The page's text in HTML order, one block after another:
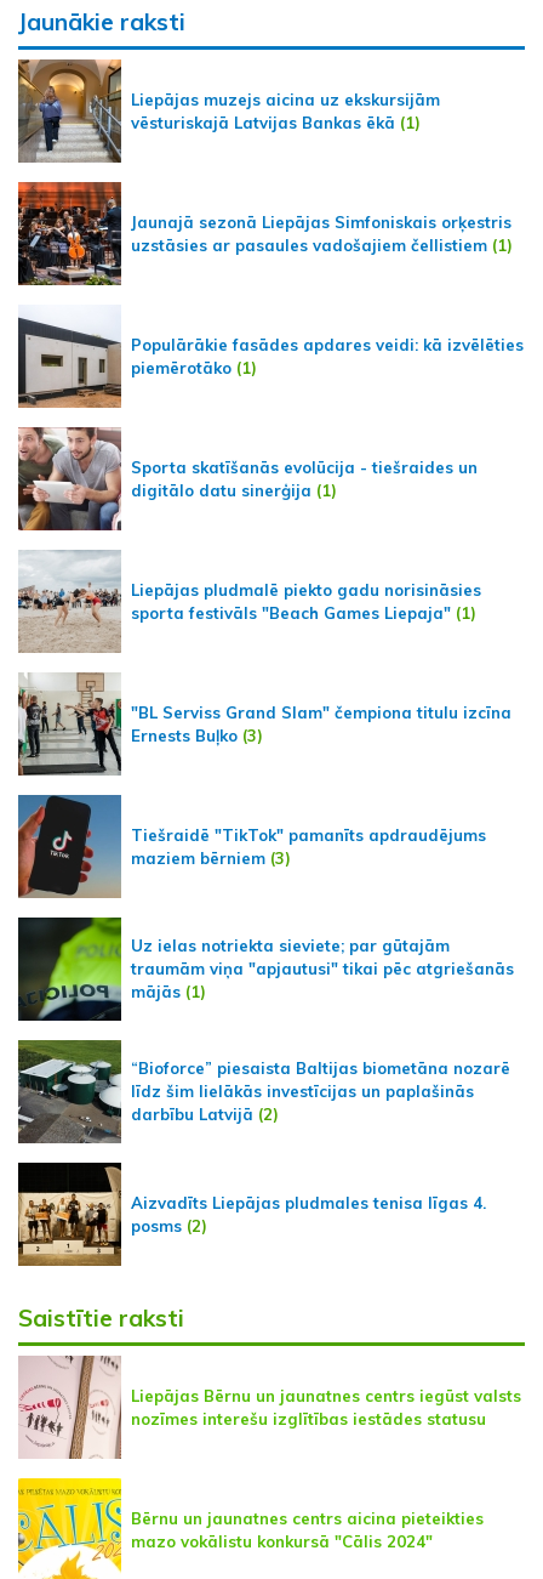
Jaunākie raksti
Liepājas muzejs aicina uz ekskursijām
vēsturiskajā Latvijas Bankas ēkā (1)
Jaunajā sezonā Liepājas Simfoniskais orķestris
uzstāsies ar pasaules vadošajiem čellistiem (1)
Populārākie fasādes apdares veidi: kā izvēlēties
piemērotāko (1)
Sporta skatīšanās evolūcija - tiešraides un
digitālo datu sinerģija (1)
Liepājas pludmalē piekto gadu norisināsies
sporta festivāls "Beach Games Liepaja" (1)
"BL Serviss Grand Slam" čempiona titulu izcīna
Ernests Buļko (3)
Tiešraidē "TikTok" pamanīts apdraudējums
maziem bērniem (3)
Uz ielas notriekta sieviete; par gūtajām
traumām viņa "apjautusi" tikai pēc atgriešanās
mājās (1)
“Bioforce” piesaista Baltijas biometāna nozarē
līdz šim lielākās investīcijas un paplašinās
darbību Latvijā (2)
Aizvadīts Liepājas pludmales tenisa līgas 4.
posms (2)
Saistītie raksti
Liepājas Bērnu un jaunatnes centrs iegūst valsts
nozīmes interešu izglītības iestādes statusu
Bērnu un jaunatnes centrs aicina pieteikties
mazo vokālistu konkursā "Cālis 2024"